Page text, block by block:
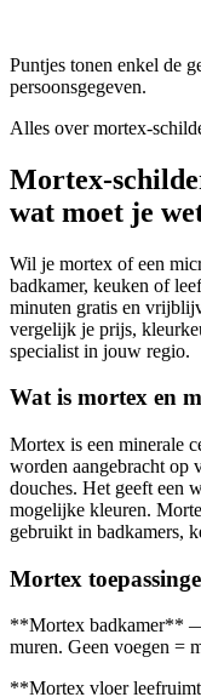
Puntjes tonen enkel de
persoonsgegeven.
Alles overmortex-
Mortex-
wat moet je
Wil je mortex of een
badkamer, keuken of
minuten gratis en
vergelijk je prijs,
specialist in jouw regio.
Wat is mortex en
Mortex is een minerale
worden aangebracht op
douches. Het geeft een
mogelijke kleuren.
gebruikt in badkamers,
Mortex
**Mortex badkamer**
muren. Geen voegen =
**Mortex vloer